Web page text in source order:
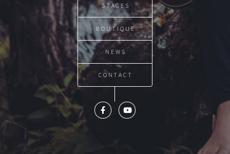
STAGES
BOUTIQUE
NEWS
CONTACT